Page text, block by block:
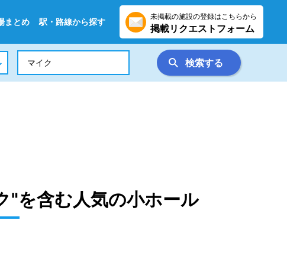
まとめ 駅・路線から探す
未掲載の施設の登録はこちらから
掲載リクエストフォーム
検索する
"を含む人気の小ホール